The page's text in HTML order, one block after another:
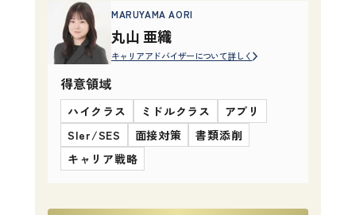
MARUYAMA AORI
丸山 亜織
キャリアアドバイザーについて詳しく
得意領域
ハイクラス ミドルクラス
アプリ
SIer/SES
面接対策
書類添削
キャリア戦略